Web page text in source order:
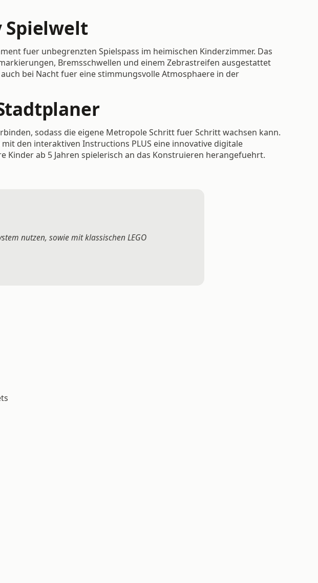
Spielwelt
fuer unbegrenzten Spielspass im heimischen Kinderzimmer. Das
Bremsschwellen und einem Zebrastreifen ausgestattet
bei Nacht fuer eine stimmungsvolle Atmosphaere in der
sodass die eigene Metropole Schritt fuer Schritt wachsen kann.
den interaktiven Instructions PLUS eine innovative digitale
ab 5 Jahren spielerisch an das Konstruieren herangefuehrt.
nutzen, sowie mit klassischen LEGO